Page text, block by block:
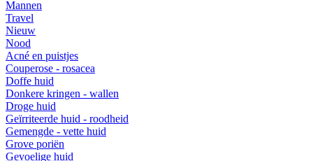
Mannen
Travel
Nieuw
Nood
Acné en puistjes
Couperose - rosacea
Doffe huid
Donkere kringen - wallen
Droge huid
Geïrriteerde huid - roodheid
Gemengde - vette huid
Grove poriën
Gevoelige huid